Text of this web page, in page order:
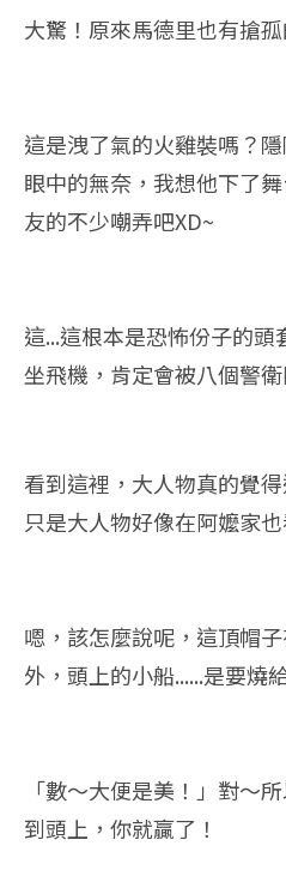
大驚！原來馬德里也有搶孤
這是洩了氣的火雞裝嗎？
眼中的無奈，我想他下了
友的不少嘲弄吧XD~
這...這根本是恐怖份子的
坐飛機，肯定會被八個警衛
看到這裡，大人物真的覺
只是大人物好像在阿嬤家
嗯，該怎麼說呢，這頂帽
外，頭上的小船......是要燒
「數～大便是美！」對～
到頭上，你就贏了！